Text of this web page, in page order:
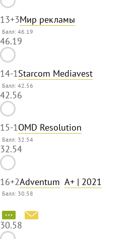
13+3Мир рекламы
Балл: 46.19
46.19
14-1Starcom Mediavest
Балл: 42.56
42.56
15-1OMD Resolution
Балл: 32.54
32.54
16+2Adventum A+ | 2021
Балл: 30.58
30.58